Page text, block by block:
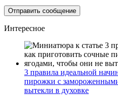
Интересное
3 правила идеальной
пирожки с
вытекли в духовке